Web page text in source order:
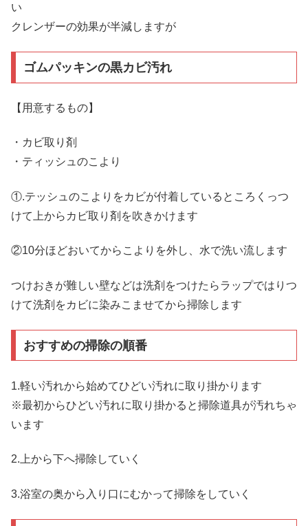
い
クレンザーの効果が半減しますが
ゴムパッキンの黒カビ汚れ
【用意するもの】
・カビ取り剤
・ティッシュのこより
①.テッシュのこよりをカビが付着しているところくっつ
けて上からカビ取り剤を吹きかけます
②10分ほどおいてからこよりを外し、水で洗い流します
つけおきが難しい壁などは洗剤をつけたらラップではりつ
けて洗剤をカビに染みこませてから掃除します
おすすめの掃除の順番
1.軽い汚れから始めてひどい汚れに取り掛かります
※最初からひどい汚れに取り掛かると掃除道具が汚れちゃ
います
2.上から下へ掃除していく
3.浴室の奥から入り口にむかって掃除をしていく